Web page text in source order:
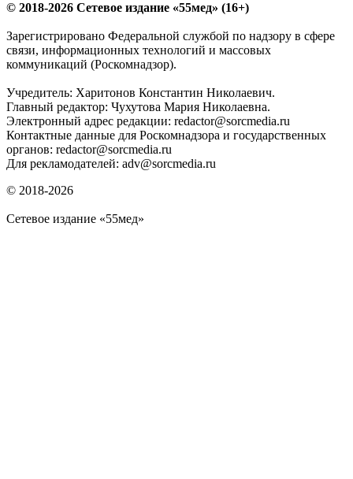
© 2018-2026 Сетевое издание «55мед» (16+)
Зарегистрировано Федеральной службой по надзору в сфере
связи, информационных технологий и массовых
коммуникаций (Роскомнадзор).
Учредитель: Харитонов Константин Николаевич.
Главный редактор: Чухутова Мария Николаевна.
Электронный адрес редакции: redactor@sorcmedia.ru
Контактные данные для Роскомнадзора и государственных
органов: redactor@sorcmedia.ru
Для рекламодателей: adv@sorcmedia.ru
© 2018-2026
Сетевое издание «55мед»